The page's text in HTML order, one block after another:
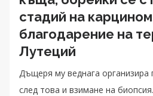
стадий на
благодарение на
Лутеций
Дъщеря му веднага организира
след това и взимане на биопсия.